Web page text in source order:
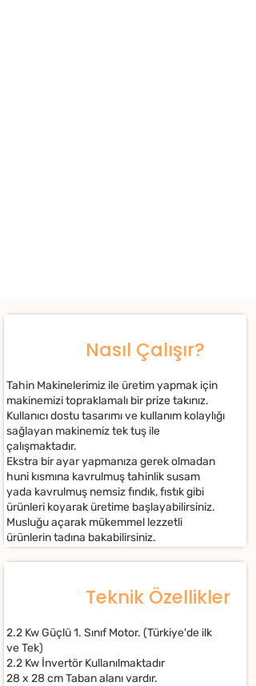
Nasıl Çalışır?
Tahin Makinelerimiz ile üretim yapmak için
makinemizi topraklamalı bir prize takınız.​
Kullanıcı dostu tasarımı ve kullanım kolaylığı
sağlayan makinemiz tek tuş ile
çalışmaktadır.
Ekstra bir ayar yapmanıza gerek olmadan
huni kısmına kavrulmuş tahinlik susam
yada kavrulmuş nemsiz fındık, fıstık gibi
ürünleri koyarak üretime başlayabilirsiniz.​
Musluğu açarak mükemmel lezzetli
ürünlerin tadına bakabilirsiniz.
Teknik Özellikler
2.2 Kw Güçlü 1. Sınıf Motor. (Türkiye'de ilk
ve Tek)
2.2 Kw İnvertör Kullanılmaktadır
28 x 28 cm Taban alanı vardır.